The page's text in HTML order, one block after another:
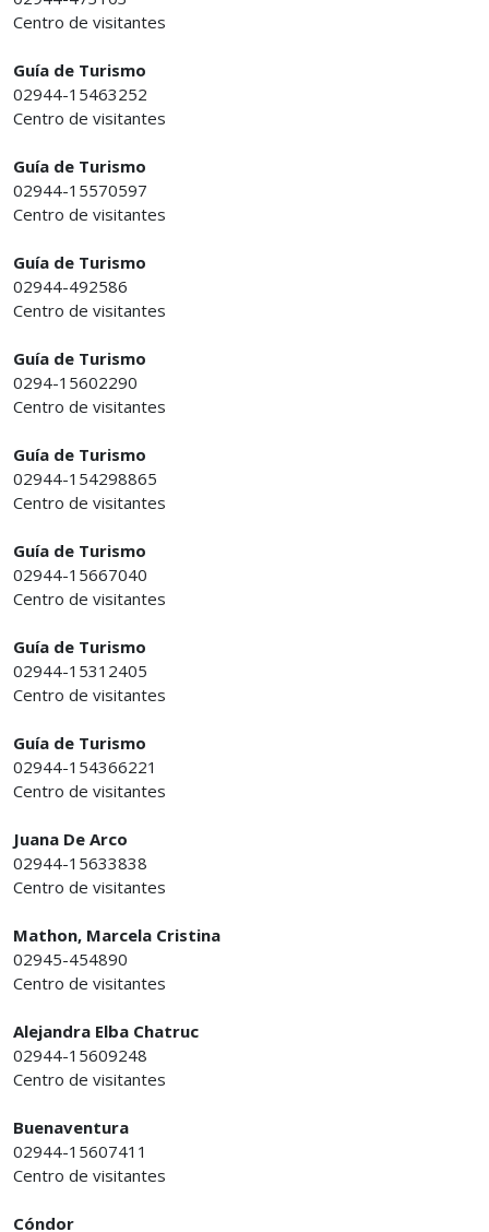
Centro de visitantes
Guía de Turismo
02944-15463252
Centro de visitantes
Guía de Turismo
02944-15570597
Centro de visitantes
Guía de Turismo
02944-492586
Centro de visitantes
Guía de Turismo
0294-15602290
Centro de visitantes
Guía de Turismo
02944-154298865
Centro de visitantes
Guía de Turismo
02944-15667040
Centro de visitantes
Guía de Turismo
02944-15312405
Centro de visitantes
Guía de Turismo
02944-154366221
Centro de visitantes
Juana De Arco
02944-15633838
Centro de visitantes
Mathon, Marcela Cristina
02945-454890
Centro de visitantes
Alejandra Elba Chatruc
02944-15609248
Centro de visitantes
Buenaventura
02944-15607411
Centro de visitantes
Cóndor